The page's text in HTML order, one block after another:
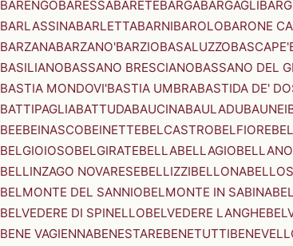
BARENGOBARESSABARETEBARGABARGAGLI
BARLASSINABARLETTABARNIBAROLOBARONE
BARZANABARZANO'BARZIOBASALUZZOBASCAPE'
BASILIANOBASSANO BRESCIANOBASSANO DEL
BASTIA MONDOVI'BASTIA UMBRABASTIDA DE'
BATTIPAGLIABATTUDABAUCINABAULADUBAUNEI
BEEBEINASCOBEINETTEBELCASTROBELFIORE
BELGIOIOSOBELGIRATEBELLABELLAGIOBELLANO
BELLINZAGO NOVARESEBELLIZZIBELLONA
BELMONTE DEL SANNIOBELMONTE IN SABINA
BELVEDERE DI SPINELLOBELVEDERE LANGHE
BENE VAGIENNABENESTAREBENETUTTI